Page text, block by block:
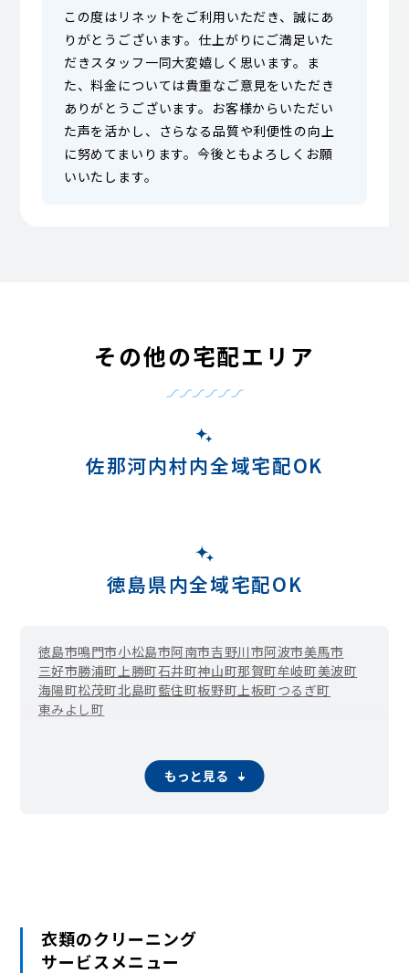
この度はリネットをご利用いただき、誠にあ
りがとうございます。仕上がりにご満足いた
だきスタッフ一同大変嬉しく思います。ま
た、料金については貴重なご意見をいただき
ありがとうございます。お客様からいただい
た声を活かし、さらなる品質や利便性の向上
に努めてまいります。今後ともよろしくお願
いいたします。
その他の宅配エリア
佐那河内村内全域宅配OK
徳島県内全域宅配OK
徳島市鳴門市小松島市阿南市吉野川市阿波市美馬市
三好市勝浦町上勝町石井町神山町那賀町牟岐町美波町
海陽町松茂町北島町藍住町板野町上板町つるぎ町
東みよし町
もっと見る
衣類のクリーニング
サービスメニュー